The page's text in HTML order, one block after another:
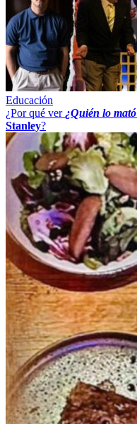
Educación
¿Por qué ver ¿Quién lo
Stanley?